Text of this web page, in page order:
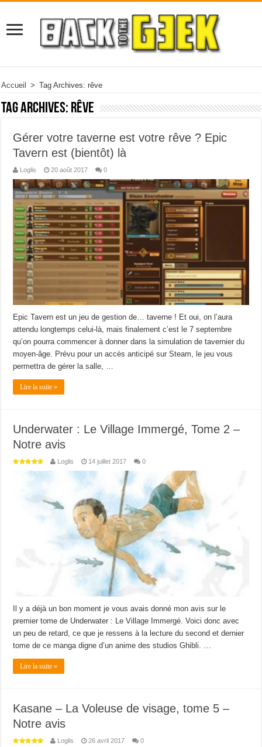
Accueil > Tag Archives: rêve
Tag Archives: rêve
Gérer votre taverne est votre rêve ? Epic
Tavern est (bientôt) là
Loglis 20 août 2017 0
Epic Tavern est un jeu de gestion de… taverne ! Et oui, on l’aura
attendu longtemps celui-là, mais finalement c’est le 7 septembre
qu’on pourra commencer à donner dans la simulation de tavernier du
moyen-âge. Prévu pour un accès anticipé sur Steam, le jeu vous
permettra de gérer la salle, …
Lire la suite »
Underwater : Le Village Immergé, Tome 2 –
Notre avis
Loglis 14 juillet 2017 0
Il y a déjà un bon moment je vous avais donné mon avis sur le
premier tome de Underwater : Le Village Immergé. Voici donc avec
un peu de retard, ce que je ressens à la lecture du second et dernier
tome de ce manga digne d’un anime des studios Ghibli. …
Lire la suite »
Kasane – La Voleuse de visage, tome 5 –
Notre avis
Loglis 26 avril 2017 0